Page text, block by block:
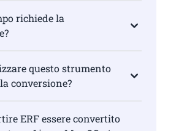
richiede la
questo strumento
conversione?
ERF essere convertito